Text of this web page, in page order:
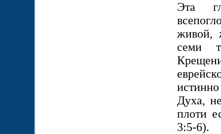
Эта
живой,
семи
Духа,
плоти
3:5-6).